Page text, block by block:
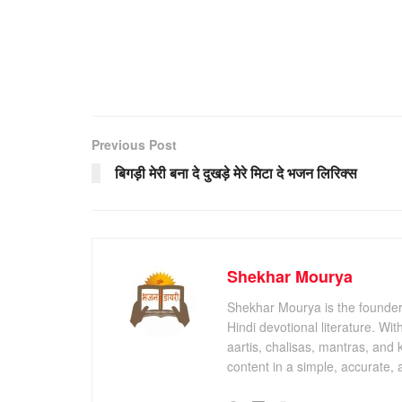
Previous Post
बिगड़ी मेरी बना दे दुखड़े मेरे मिटा दे भजन लिरिक्स
Shekhar Mourya
Shekhar Mourya is the
Hindi devotional literature.
aartis, chalisas, mantras, and
content in a simple, accurate,